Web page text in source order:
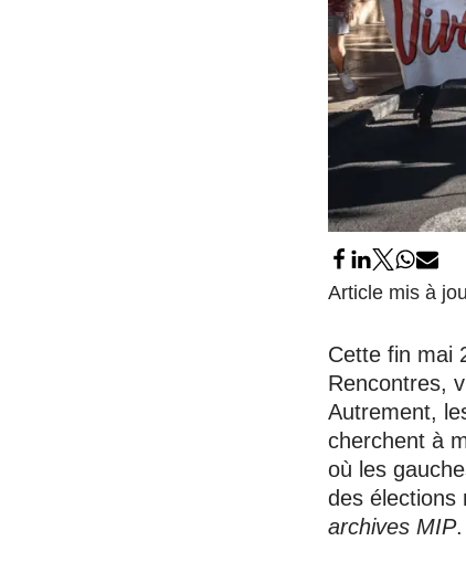
Article mis à
Cette fin mai
Rencontres,
Autrement,
cherchent à
où les
des élections
archives MIP.